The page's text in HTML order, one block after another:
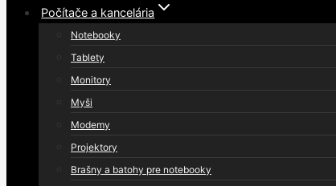
Počítače a kancelária
Notebooky
Tablety
Monitory
Myši
Modemy
Projektory
Brašny a batohy pre notebooky